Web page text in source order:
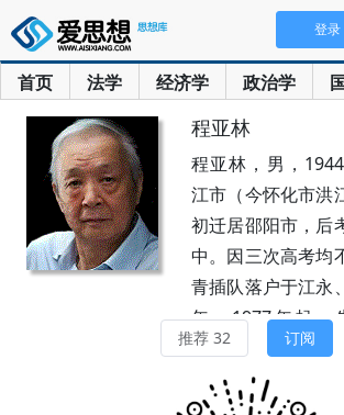
首页 法学 经济学 政治学
登录
程亚林
程亚林，男，
江市（今怀化市洪
初迁居邵阳市，后
中。因三次高考均
青插队落户于江永
年。1977年起，
专、武汉大学就读
位，留校任教。现
退休教授。著有《
推荐 32 订阅